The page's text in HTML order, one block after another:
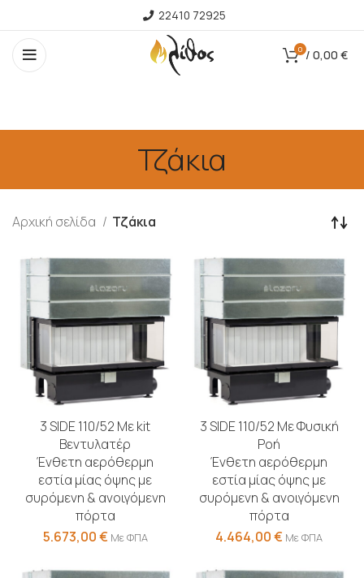
22410 72925
0 / 0,00 €
Τζάκια
Αρχική σελίδα Τζάκια
3 SIDE 110/52 Με kit
Βεντυλατέρ
Ένθετη αερόθερμη
εστία μίας όψης με
συρόμενη & ανοιγόμενη
πόρτα
5.673,00€ Με ΦΠΑ
3 SIDE 110/52 Με Φυσική
Ροή
Ένθετη αερόθερμη
εστία μίας όψης με
συρόμενη & ανοιγόμενη
πόρτα
4.464,00€ Με ΦΠΑ